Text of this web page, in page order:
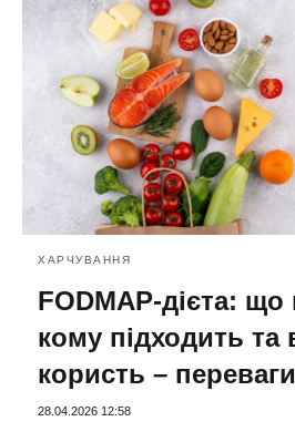
ХАРЧУВАННЯ
FODMAP-дієта: що
кому підходить та
користь –
28.04.2026 12:58